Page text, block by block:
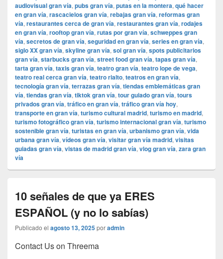
audiovisual gran vía, pubs gran vía, putas en la montera, qué hacer
en gran vía, rascacielos gran vía, rebajas gran vía, reformas gran
vía, restaurantes cerca de gran vía, restaurantes gran vía, rodajes
en gran vía, rooftop gran vía, rutas por gran vía, schweppes gran
vía, secretos de gran vía, seguridad en gran vía, series en gran vía,
siglo XX gran vía, skyline gran vía, sol gran vía, spots publicitarios
gran vía, starbucks gran vía, street food gran vía, tapas gran vía,
tarta gran vía, taxis gran vía, teatro gran vía, teatro lope de vega,
teatro real cerca gran vía, teatro rialto, teatros en gran vía,
tecnología gran vía, terrazas gran vía, tiendas emblemáticas gran
vía, tiendas gran vía, tiktok gran vía, tour guiado gran vía, tours
privados gran vía, tráfico en gran vía, tráfico gran vía hoy,
transporte en gran vía, turismo cultural madrid, turismo en madrid,
turismo fotográfico gran vía, turismo internacional gran vía, turismo
sostenible gran vía, turistas en gran vía, urbanismo gran vía, vida
urbana gran vía, vídeos gran vía, visitar gran vía madrid, visitas
guiadas gran vía, vistas de madrid gran vía, vlog gran vía, zara gran
vía
10 señales de que ya ERES
ESPAÑOL (y no lo sabías)
Publicado el agosto 13, 2025poradmin
Contact Us on Threema